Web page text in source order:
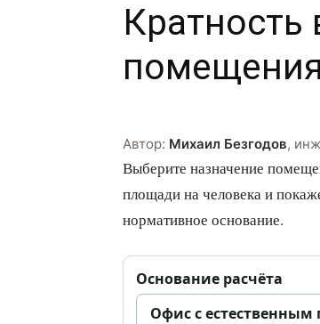
Кратность
Автор: Михаил Безгодов,
Выберите назначение
площади на человека и
нормативное основание.
Основание расчёта